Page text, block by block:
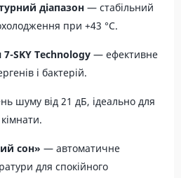
діапазон — стабільний
при +43 °C.
SKY Technology — ефективне
і бактерій.
шуму від 21 дБ, ідеально для
сон» — автоматичне
для спокійного